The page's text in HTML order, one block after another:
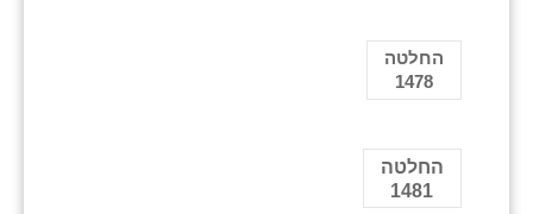
החלטה
1478
החלטה
1481